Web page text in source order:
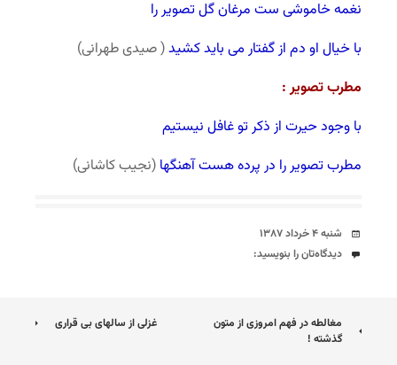
نغمه خاموشی ست مرغان گل تصویر را
با خیال او دم از گفتار می باید کشید( صیدی طهرانی)
مطرب تصویر :
با وجود حیرت از ذکر تو غافل نیستیم
مطرب تصویر را در پرده هست آهنگها (نجیب کاشانی)
تاریخ
شنبه ۴ خرداد ۱۳۸۷
دیدگاه‌ها
دیدگاه‌تان را بنویسید:
ناوبری
مغالطه در فهم امروزی از متون
گذشته !
غزلی از سالهای بی قراری